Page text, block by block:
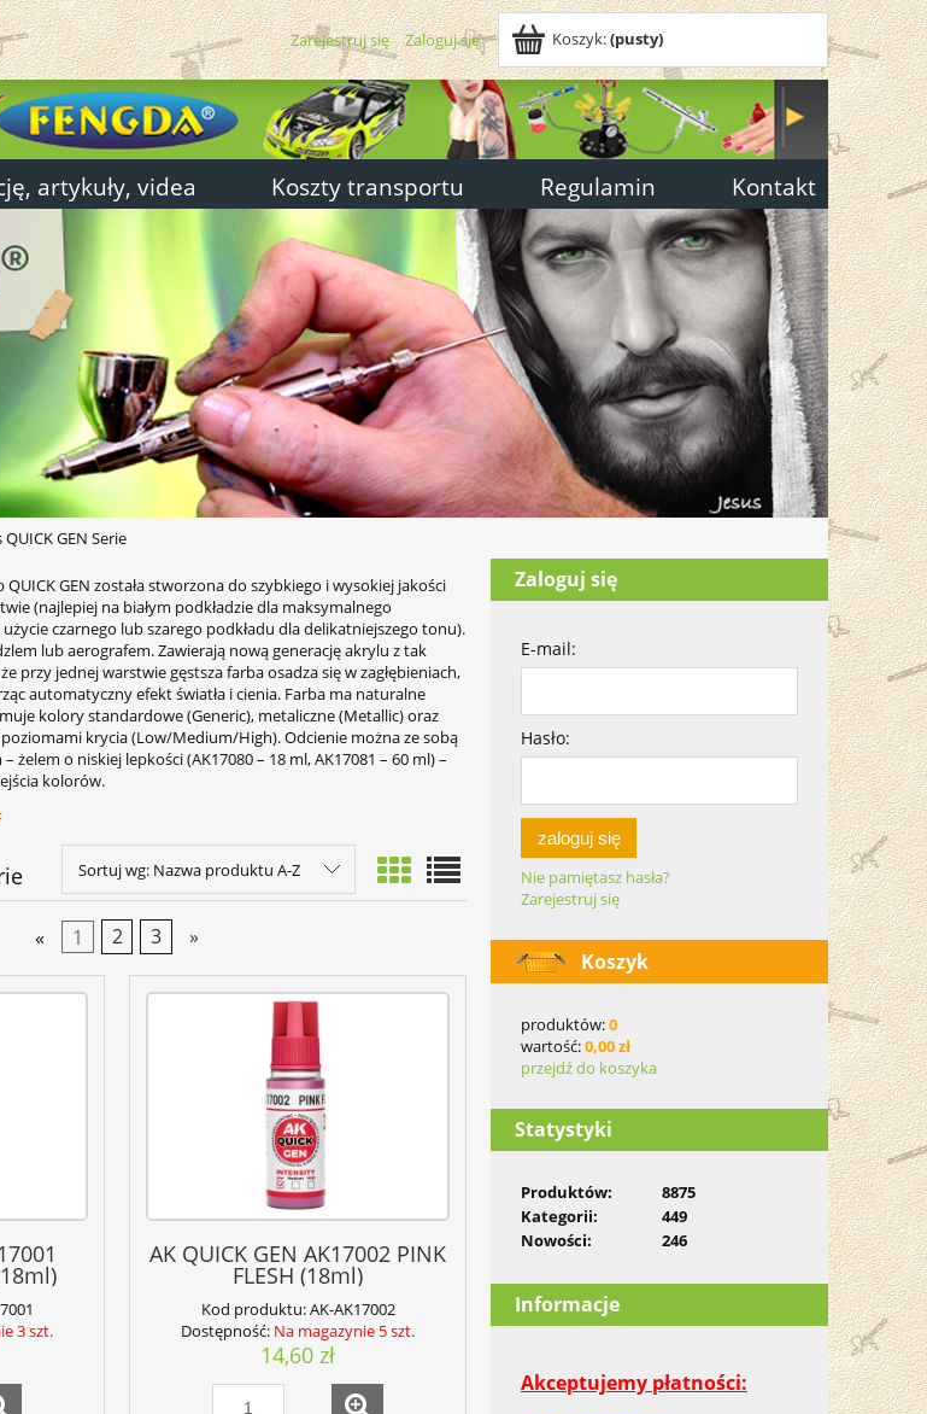
Koszyk:(pusty)
Zarejestruj się Zaloguj się
artykuły, videa Koszty transportu Regulamin Kontakt
GEN Serie
GEN została stworzona do szybkiego i wysokiej jakości
(najlepiej na białym podkładzie dla maksymalnego
czarnego lub szarego podkładu dla delikatniejszego tonu).
lub aerografem. Zawierają nową generację akrylu z tak
przy jednej warstwie gęstsza farba osadza się w zagłębieniach,
automatyczny efekt światła i cienia. Farba ma naturalne
kolory standardowe (Generic), metaliczne (Metallic) oraz
krycia (Low/Medium/High). Odcienie można ze sobą
żelem o niskiej lepkości (AK17080 – 18 ml, AK17081 – 60 ml) –
kolorów.
Sortuj wg: Nazwa produktu A-Z
« 1 2 3 »
3 szt.
AK QUICK GEN AK17002 PINK
FLESH (18ml)
Kod produktu:AK-AK17002
Dostępność: Na magazynie 5 szt.
14,60 zł
Zaloguj się
E-mail:
Hasło:
zaloguj się
Nie pamiętasz hasła?
Zarejestruj się
Koszyk
produktów:0
wartość:0,00 zł
przejdź do koszyka
Statystyki
Produktów:
8875
Kategorii:
449
Nowości:
246
Informacje
Akceptujemy płatności: